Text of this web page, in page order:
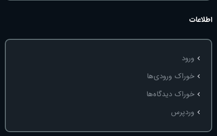
اطلاعات
ورود
خوراک ورودی‌ها
خوراک دیدگاه‌ها
وردپرس